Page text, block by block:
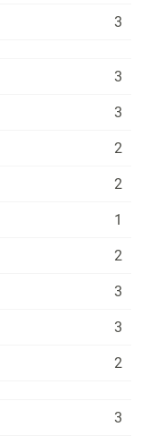
3
3
3
2
2
1
2
3
3
2
3